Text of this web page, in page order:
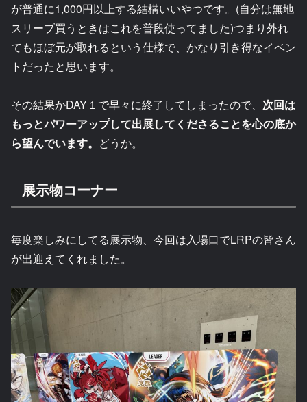
が普通に1,000円以上する結構いいやつです。(自分は無地
スリーブ買うときはこれを普段使ってました)つまり外れ
てもほぼ元が取れるという仕様で、かなり引き得なイベン
トだったと思います。
その結果かDAY１で早々に終了してしまったので、 次回は
もっとパワーアップして出展してくださることを心の底か
ら望んでいます。 どうか。
展示物コーナー
毎度楽しみにしてる展示物、今回は入場口でLRPの皆さん
が出迎えてくれました。